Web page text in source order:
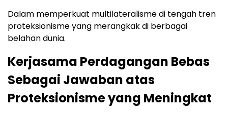
Dalam memperkuat multilateralisme di tengah tren
proteksionisme yang merangkak di berbagai
belahan dunia.
Kerjasama Perdagangan Bebas
Sebagai Jawaban atas
Proteksionisme yang Meningkat